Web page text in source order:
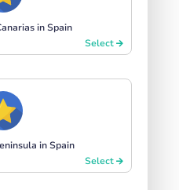
in Spain
Select
in Spain
Select